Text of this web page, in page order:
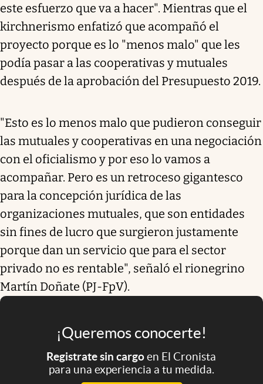
este esfuerzo que va a hacer". Mientras que el
kirchnerismo enfatizó que acompañó el
proyecto porque es lo "menos malo" que les
podía pasar a las cooperativas y mutuales
después de la aprobación del Presupuesto 2019.
"Esto es lo menos malo que pudieron conseguir
las mutuales y cooperativas en una negociación
con el oficialismo y por eso lo vamos a
acompañar. Pero es un retroceso gigantesco
para la concepción jurídica de las
organizaciones mutuales, que son entidades
sin fines de lucro que surgieron justamente
porque dan un servicio que para el sector
privado no es rentable", señaló el rionegrino
Martín Doñate (PJ-FpV).
¡Queremos conocerte!
Registrate sin cargoen El Cronista
para una experiencia a tu medida.